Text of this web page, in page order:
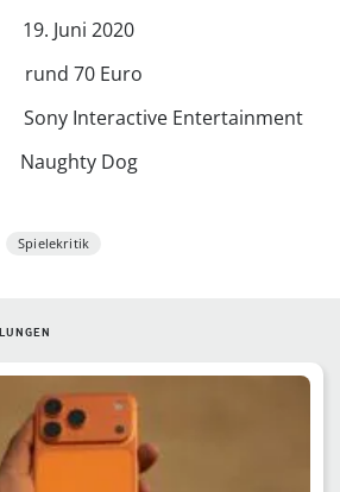
Juni 2020
70 Euro
Interactive Entertainment
Naughty Dog
Spielekritik